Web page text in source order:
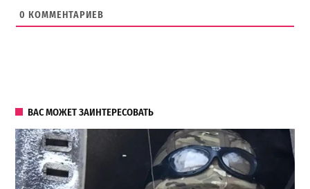
0 КОММЕНТАРИЕВ
ВАС МОЖЕТ ЗАИНТЕРЕСОВАТЬ